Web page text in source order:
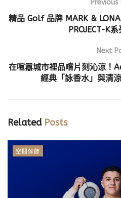
精品 Golf 品牌 MARK &
PROJECT-K
Next
在喧囂城市裡品嚐片刻沁涼！
經典「詠香水」與清
RelatedPosts
空間傢飾